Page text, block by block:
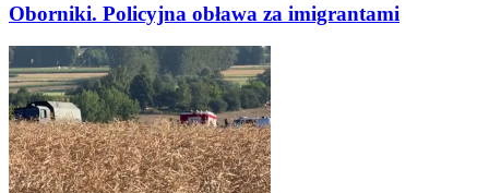
Oborniki. Policyjna obława za imigrantami